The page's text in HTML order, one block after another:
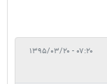
۰۷:۲۰ - ۱۳۹۵/۰۳/۲۰